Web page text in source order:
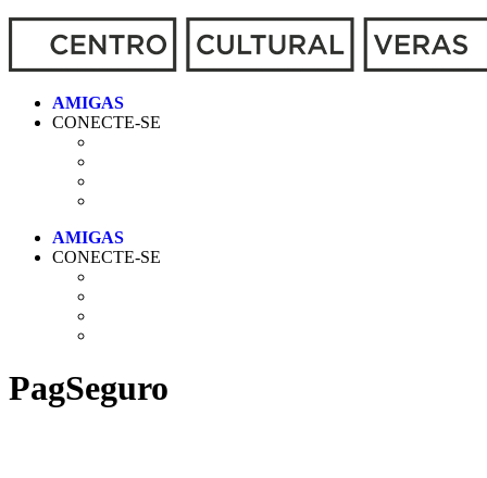
CONECTE-SE
CONECTE-SE
PagSeguro